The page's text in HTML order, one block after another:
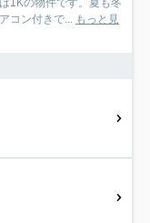
1Kの物件です。夏も冬
コン付きで... もっと見